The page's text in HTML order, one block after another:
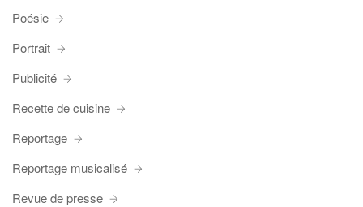
Poésie
Portrait
Publicité
Recette de cuisine
Reportage
Reportage musicalisé
Revue de presse